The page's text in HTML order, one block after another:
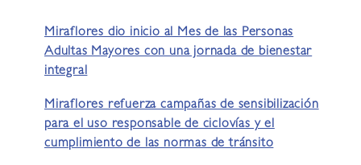
Miraflores dio inicio al Mes de las Personas
Adultas Mayores con una jornada de bienestar
integral
Miraflores refuerza campañas de sensibilización
para el uso responsable de ciclovías y el
cumplimiento de las normas de tránsito